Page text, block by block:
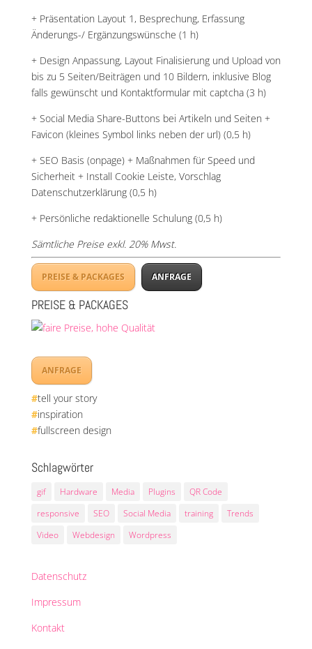
+ Präsentation Layout 1, Besprechung, Erfassung
Änderungs-/ Ergänzungswünsche (1 h)
+ Design Anpassung, Layout Finalisierung und Upload von
bis zu 5 Seiten/Beiträgen und 10 Bildern, inklusive Blog
falls gewünscht und Kontaktformular mit captcha (3 h)
+ Social Media Share-Buttons bei Artikeln und Seiten +
Favicon (kleines Symbol links neben der url) (0,5 h)
+ SEO Basis (onpage) + Maßnahmen für Speed und
Sicherheit + Install Cookie Leiste, Vorschlag
Datenschutzerklärung (0,5 h)
+ Persönliche redaktionelle Schulung (0,5 h)
Sämtliche Preise exkl. 20% Mwst.
PREISE & PACKAGES ANFRAGE
PREISE & PACKAGES
ANFRAGE
#tell your story
#inspiration
#fullscreen design
Schlagwörter
gif Hardware Media Plugins
QR Code
responsive
SEO Social Media training
Trends
Video
Webdesign Wordpress
Datenschutz
Impressum
Kontakt